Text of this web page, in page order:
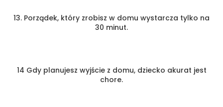
13. Porządek, który zrobisz w domu wystarcza tylko na
30 minut.
14 Gdy planujesz wyjście z domu, dziecko akurat jest
chore.